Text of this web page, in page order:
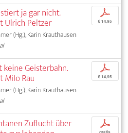
ja gar nicht.
Ulrich Peltzer
(Hg.), Karin Krauthausen
p
€ 14,95
keine Geisterbahn.
Milo Rau
(Hg.), Karin Krauthausen
p
€ 14,95
Zuflucht über p